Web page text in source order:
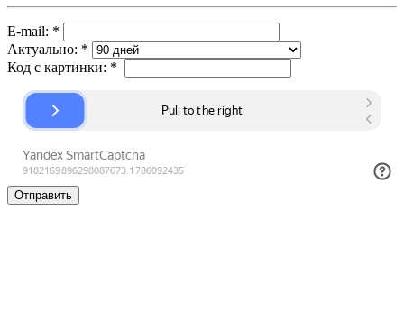
E-mail: *
Актуально: *
Код с картинки: *